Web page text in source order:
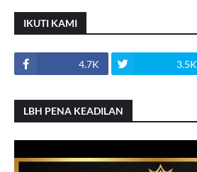
IKUTI KAMI
4.7K 3.5K
LBH PENA KEADILAN